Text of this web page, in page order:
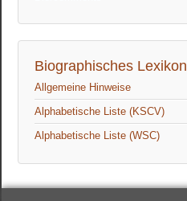
Biographisches Lexikon
Allgemeine Hinweise
Alphabetische Liste (KSCV)
Alphabetische Liste (WSC)